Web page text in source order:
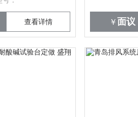
查看详情 ￥ 面议